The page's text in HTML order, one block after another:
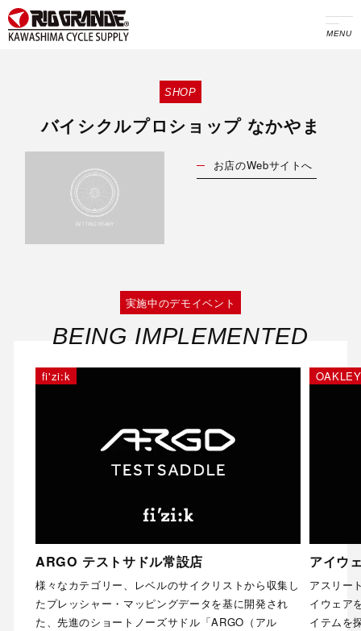
MENU
SHOP
バイシクルプロショップ なかやま
お店のWebサイトへ
実施中のデモイベント
BEING IMPLEMENTED
fi'zi:k
ARGO テストサドル常設店
様々なカテゴリー、レベルのサイクリストから収集し
たプレッシャー・マッピングデータを基に開発され
た、先進のショートノーズサドル「ARGO（アル
OAKLEY
アイウ
アスリー
イウェア
イテムを